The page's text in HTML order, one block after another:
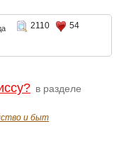
2110
54
в разделе
и быт